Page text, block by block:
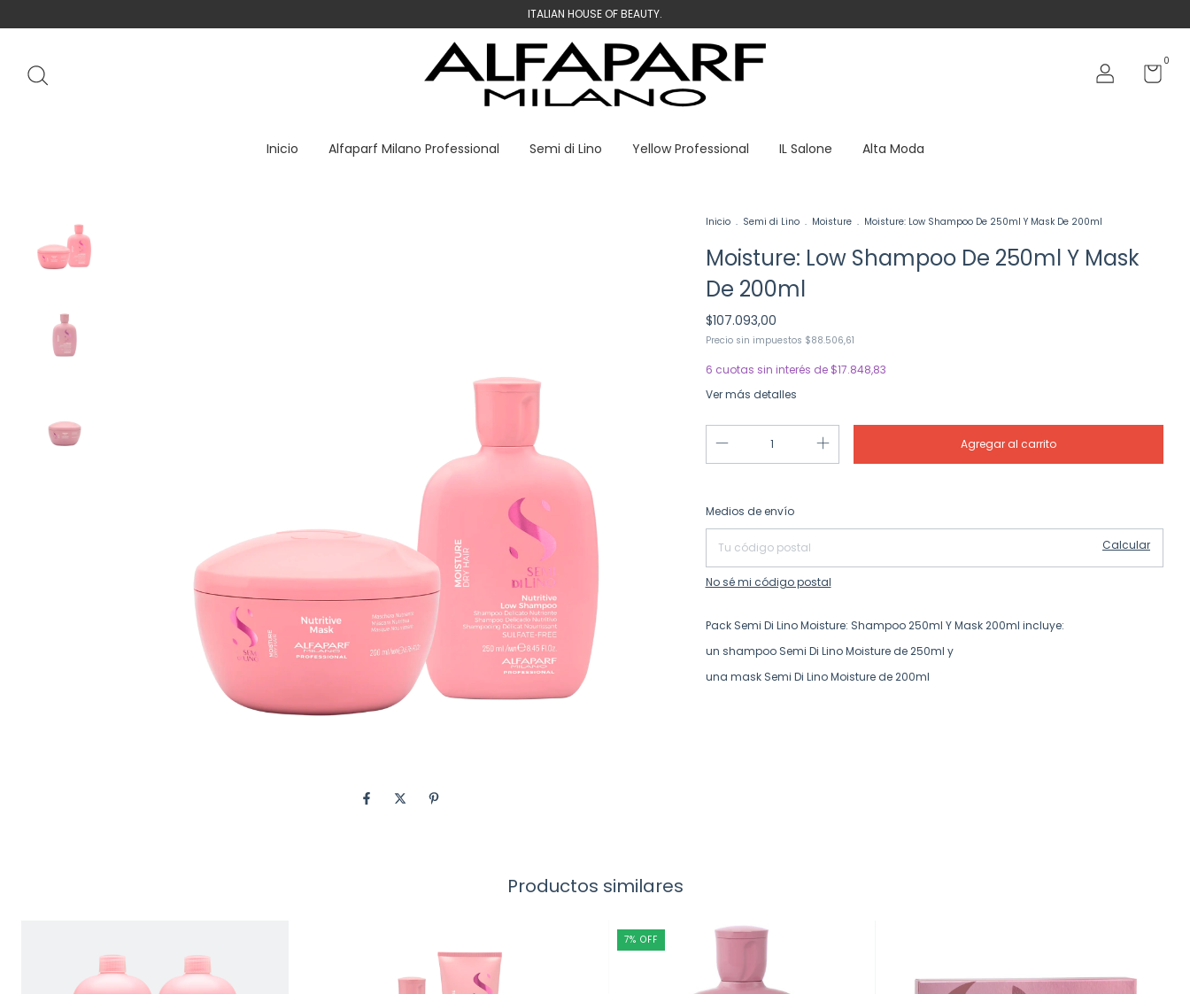
ITALIAN HOUSE OF BEAUTY.
0
Inicio Alfaparf Milano Professional Semi di Lino Yellow Professional IL Salone Alta Moda
Inicio . Semi di Lino . Moisture . Moisture: Low Shampoo De 250ml Y Mask De 200ml
Moisture: Low Shampoo De 250ml Y Mask
De 200ml
$107.093,00
Precio sin impuestos $88.506,61
6 cuotas sin interés de $17.848,83
Ver más detalles
Entregas para el CP:
Medios de envío
Calcular
No sé mi código postal
Pack Semi Di Lino Moisture: Shampoo 250ml Y Mask 200ml incluye:
un shampoo Semi Di Lino Moisture de 250ml y
una mask Semi Di Lino Moisture de 200ml
Productos similares
7% OFF